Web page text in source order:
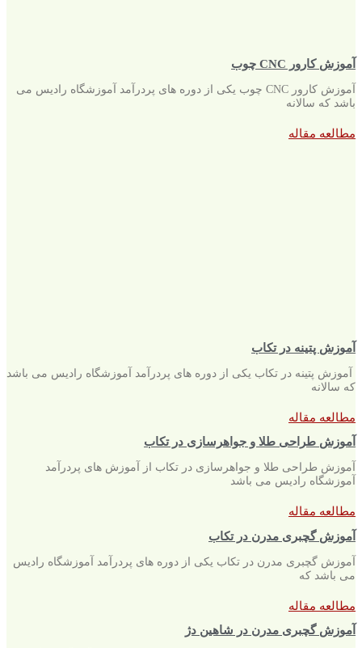
آموزش کارور CNC چوب
آموزش کارور CNC چوب یکی از دوره های پردرآمد آموزشگاه رادیس می
باشد که سالانه
مطالعه مقاله
آموزش پتینه در تکاب
آموزش پتینه در تکاب یکی از دوره های پردرآمد آموزشگاه رادیس می باشد
که سالانه
مطالعه مقاله
آموزش طراحی طلا و جواهرسازی در تکاب
آموزش طراحی طلا و جواهرسازی در تکاب از آموزش های پردرآمد
آموزشگاه رادیس می باشد
مطالعه مقاله
آموزش گچبری مدرن در تکاب
آموزش گچبری مدرن در تکاب یکی از دوره های پردرآمد آموزشگاه رادیس
می باشد که
مطالعه مقاله
آموزش گچبری مدرن در شاهین دژ